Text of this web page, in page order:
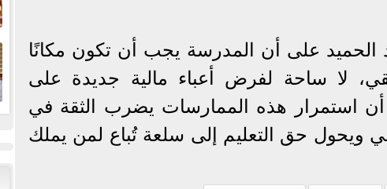
الحميد على أن المدرسة يجب أن تكون مكانًا
لا ساحة لفرض أعباء مالية جديدة على
أن استمرار هذه الممارسات يضرب الثقة في
ويحول حق التعليم إلى سلعة تُباع لمن يملك